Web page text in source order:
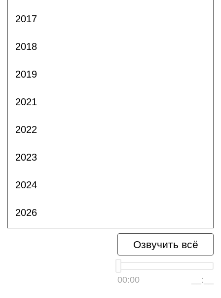
2017
2018
2019
2021
2022
2023
2024
2026
Озвучить всё
00:00 __:__